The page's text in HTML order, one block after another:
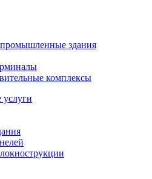
здания
комплексы
услуги